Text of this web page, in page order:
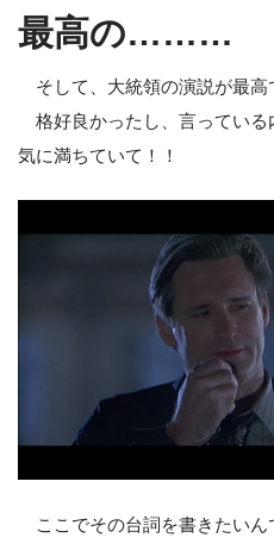
最高の………
そして、大統領の演説が最高
格好良かったし、言っている
気に満ちていて！！
ここでその台詞を書きたいん